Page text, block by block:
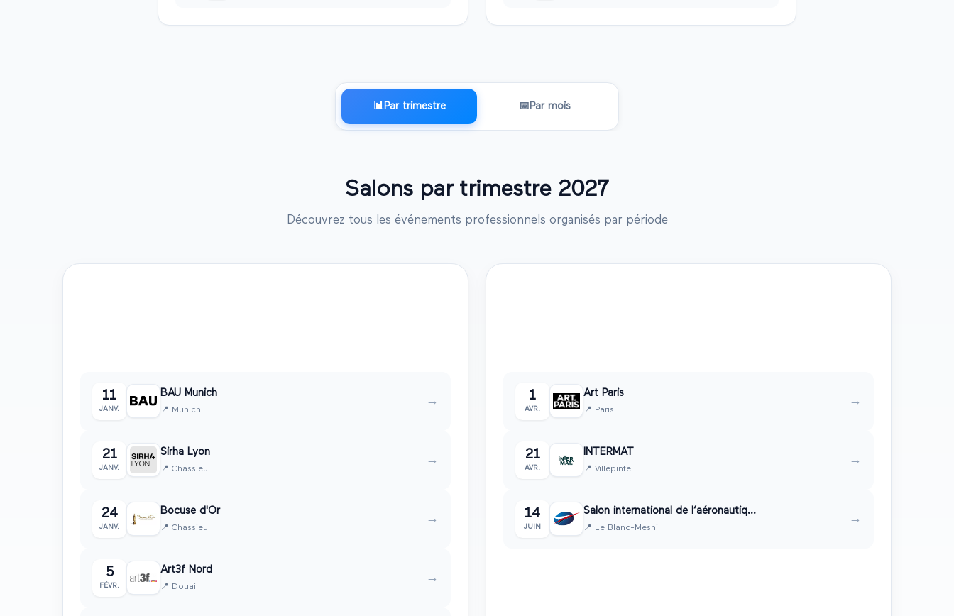
📊 Par trimestre 📅 Par mois
Salons par trimestre 2027
Découvrez tous les événements professionnels organisés par période
11
JANV.
BAU Munich
📍 Munich
→
21
JANV.
Sirha Lyon
📍 Chassieu
→
24
JANV.
Bocuse d'Or
📍 Chassieu
→
5
FÉVR.
Art3f Nord
📍 Douai
→
1
AVR.
Art Paris
📍 Paris
→
21
AVR.
INTERMAT
📍 Villepinte
→
14
JUIN
Salon international de l’aéronautiq...
📍 Le Blanc-Mesnil
→